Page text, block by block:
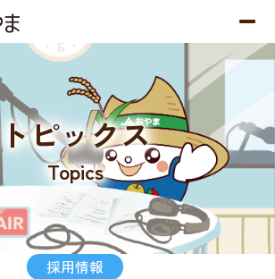
トピックス
Topics
採用情報